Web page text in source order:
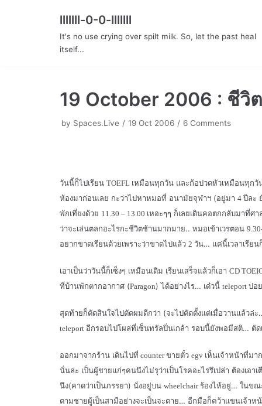
lllllll-0-0-lllllll
It's no use crying over spilt milk. So, let the past heal
itself...
19 October 2006 : ชีวิ
by Spaces.Live 19 Oct 2006 6 Comments
วันนี้ก็ไปเรียน TOEFL เหมือนทุกวัน และก้อปวดหัวเหมือนทุกวั
ห้องมาก่อนเลย กะว่าไปหาหมอที่ อนามัยจุฬาฯ (อยู่มา 4 ปีละ
พักเที่ยงด้วย 11.30 – 13.00 เหอะๆๆ ก็เลยเดินคอตกกลับมาที่ศา
ว่าจะเล่นตลกอะไรกะชีวิตช้านมากมาย.. หมอเข้าเวรตอน
อยากขาดเรียนด้วยเพราะว่าขาดไปแล้ว 2 วัน… แค่นี้เวลาเรีย
เอาเป็นว่าวันนี้ก็เซ็งๆ เหมือนเดิม เรียนเสร็จแล้วก็เอา CD
ที่บ้านพักตากอากาศ (Paragon) ได้อย่างไร… เด๋วนี้ teleport บ่อ
สุดท้ายก็ตัดสินใจไปตัดผมดีกว่า (จะไปตัดตั้งแต่เมื่อวานแล้วล่
teleport อีกรอบไปโผล่ที่เซ็นทรัลปิ่นเกล้า รอบนี้ยังพอมีสติ… ตัด
ออกมาจากร้าน เดินไปที่ counterขายตั๋ว egv เห็นเจ้าหน้าที่มา
นั่นล่ะ เป็นผู้ชายแก่ๆคนนึงไม่รุว่าเป็นโรคอะไรรึเปล่า ต้องเอา
นึง(คาดว่าเป็นภรรยา) นั่งอยู่บน wheelchairร้องไห้อยู่… ในขณ
ตามชายผู้เป็นสามีอย่างจะเป็นจะตาย… อีกมือก็คว้าแขนเจ้าห